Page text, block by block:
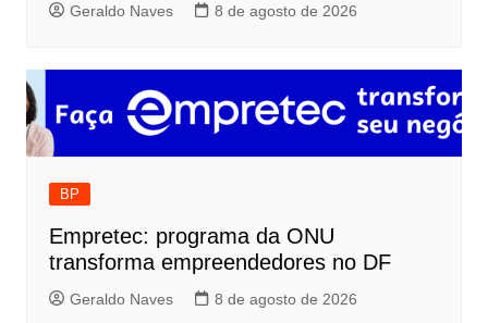
Geraldo Naves 8 de agosto de 2026
BP
Empretec: programa da ONU
transforma empreendedores no DF
Geraldo Naves 8 de agosto de 2026